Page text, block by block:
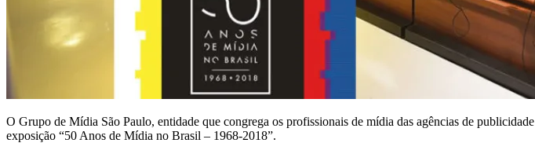
O Grupo de Mídia São Paulo, entidade que congrega os profissionais de mídia das agências de
exposição “50 Anos de Mídia no Brasil – 1968-2018”.